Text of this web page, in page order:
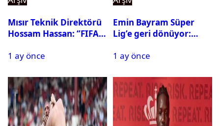
Mısır Teknik Direktörü
Hossam Hassan: ‘’FIFA,
istemiyor’’
1 ay önce
Emin Bayram Süper
Lig’e geri dönüyor:
1 ay önce